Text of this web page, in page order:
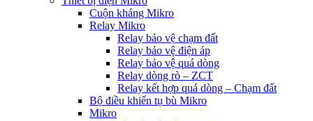
Cuộn kháng Mikro
Relay Mikro
Relay bảo vệ chạm đất
Relay bảo vệ điện áp
Relay bảo vệ quá dòng
Relay dòng rò – ZCT
Relay kết hợp quá dòng – Chạm đất
Bộ điều khiển tụ bù Mikro
Mikro